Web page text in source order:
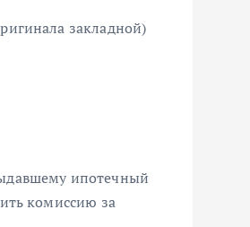
закладной)
ипотечный
комиссию за